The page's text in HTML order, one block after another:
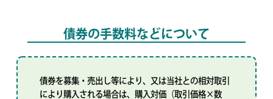
債券の手数料などについて
債券を募集・売出し等により、又は当社との相対取引
により購入される場合は、購入対価（取引価格×数